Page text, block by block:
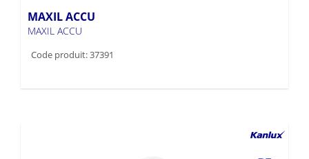
MAXIL ACCU
MAXIL ACCU
Code produit: 37391